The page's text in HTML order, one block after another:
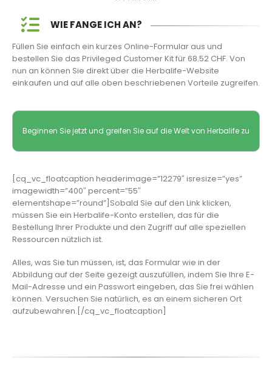
WIE FANGE ICH AN?
Füllen Sie einfach ein kurzes Online-Formular aus und
bestellen Sie das Privileged Customer Kit für 68.52 CHF. Von
nun an können Sie direkt über die Herbalife-Website
einkaufen und auf alle oben beschriebenen Vorteile zugreifen.
Beginnen Sie jetzt und greifen Sie auf die Welt von Herbalife zu
[cq_vc_floatcaption headerimage=”12279″ isresize=”yes”
imagewidth=”400″ percent=”55″
elementshape=”round”]Sobald Sie auf den Link klicken,
müssen Sie ein Herbalife-Konto erstellen, das für die
Bestellung Ihrer Produkte und den Zugriff auf alle speziellen
Ressourcen nützlich ist.
Alles, was Sie tun müssen, ist, das Formular wie in der
Abbildung auf der Seite gezeigt auszufüllen, indem Sie Ihre E-
Mail-Adresse und ein Passwort eingeben, das Sie frei wählen
können. Versuchen Sie natürlich, es an einem sicheren Ort
aufzubewahren.[/cq_vc_floatcaption]